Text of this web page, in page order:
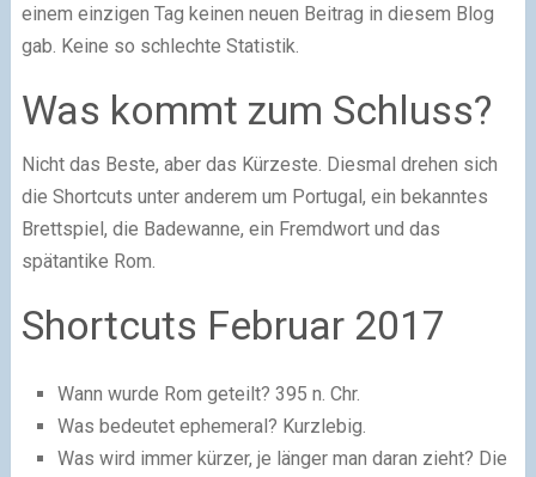
einem einzigen Tag keinen neuen Beitrag in diesem Blog
gab. Keine so schlechte Statistik.
Was kommt zum Schluss?
Nicht das Beste, aber das Kürzeste. Diesmal drehen sich
die Shortcuts unter anderem um Portugal, ein bekanntes
Brettspiel, die Badewanne, ein Fremdwort und das
spätantike Rom.
Shortcuts Februar 2017
Wann wurde Rom geteilt? 395 n. Chr.
Was bedeutet ephemeral? Kurzlebig.
Was wird immer kürzer, je länger man daran zieht? Die